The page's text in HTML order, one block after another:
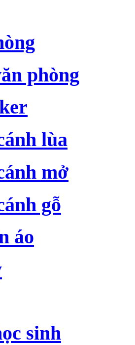
phòng
lùa
mở
gỗ
áo
sinh